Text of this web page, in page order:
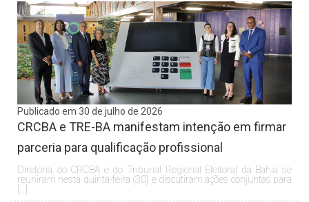
Publicado em 30 de julho de 2026
CRCBA e TRE-BA manifestam intenção em firmar
parceria para qualificação profissional
Diretoria do CRCBA e do Tribunal Regional Eleitoral da Bahia se
reuniram nesta quinta-feira (30) e discutiram ações conjuntas para